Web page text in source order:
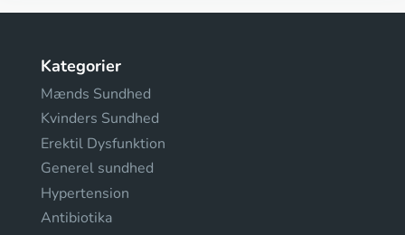
Kategorier
Mænds Sundhed
Kvinders Sundhed
Erektil Dysfunktion
Generel sundhed
Hypertension
Antibiotika